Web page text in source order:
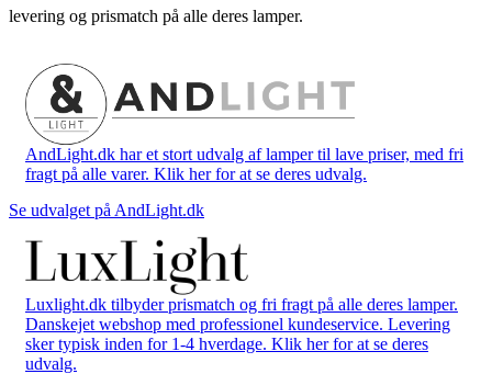
levering og prismatch på alle deres lamper.
AndLight.dk har et stort udvalg af lamper til lave priser, med fri
fragt på alle varer. Klik her for at se deres udvalg.
Se udvalget på AndLight.dk
Luxlight.dk tilbyder prismatch og fri fragt på alle deres lamper.
Danskejet webshop med professionel kundeservice. Levering
sker typisk inden for 1-4 hverdage. Klik her for at se deres
udvalg.